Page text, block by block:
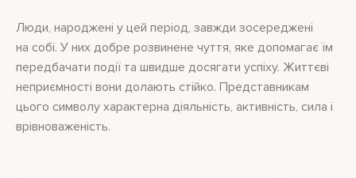
Люди, народжені у цей період, завжди зосереджені
на собі. У них добре розвинене чуття, яке допомагає їм
передбачати події та швидше досягати успіху. Життєві
неприємності вони долають стійко. Представникам
цього символу характерна діяльність, активність, сила і
врівноваженість.